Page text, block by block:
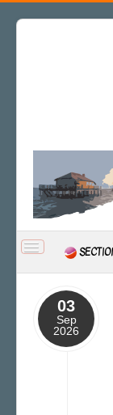
BASCULER
NAVIGATION
ACTUALITÉ
CSAL
CAP/
03
Sep
2026